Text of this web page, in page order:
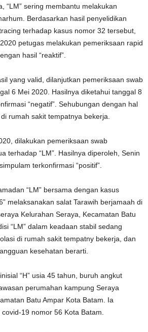
“LM” sering membantu melakukan
Berdasarkan hasil penyelidikan
terhadap kasus nomor 32 tersebut,
petugas melakukan pemeriksaan rapid
hasil “reaktif”.
yang valid, dilanjutkan pemeriksaan swab
6 Mei 2020. Hasilnya diketahui tanggal 8
“negatif”. Sehubungan dengan hal
rumah sakit tempatnya bekerja.
dilakukan pemeriksaan swab
terhadap “LM”. Hasilnya diperoleh, Senin
terkonfirmasi “positif”.
“LM” bersama dengan kasus
melaksanakan salat Tarawih berjamaah di
Kelurahan Seraya, Kecamatan Batu
“LM” dalam keadaan stabil sedang
di rumah sakit tempatny bekerja, dan
kesehatan berarti.
“H” usia 45 tahun, buruh angkut
perumahan kampung Seraya
Batu Ampar Kota Batam. Ia
19 nomor 56 Kota Batam.